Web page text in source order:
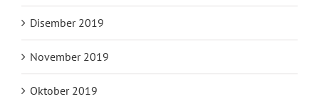
Disember 2019
November 2019
Oktober 2019